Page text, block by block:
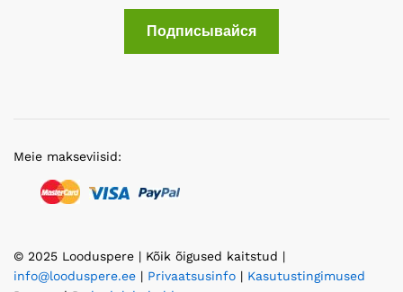
Подписывайся
© 2025 Looduspere | Kõik õigused kaitstud |
info@looduspere.ee | Privaatsusinfo | Kasutustingimused
Meie makseviisid: